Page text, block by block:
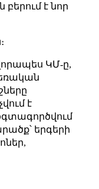
բերում է նոր
ԿՄ-ը,
է
երգերի